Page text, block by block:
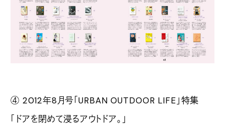
④ 2012年8月号「URBAN OUTDOOR LIFE」特集
「ドアを閉めて浸るアウトドア。」